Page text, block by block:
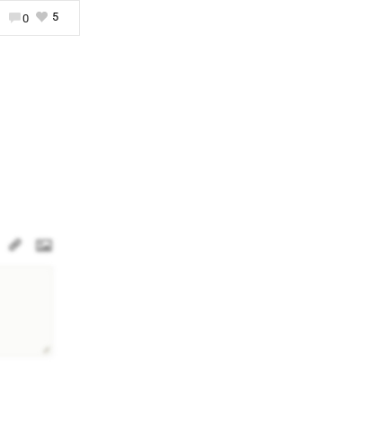
0 5